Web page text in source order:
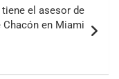
el asesor de
Chacón en Miami